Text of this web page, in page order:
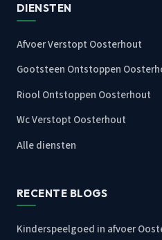
DIENSTEN
Afvoer Verstopt Oosterhout
Gootsteen Ontstoppen
Riool Ontstoppen Oosterhout
Wc Verstopt Oosterhout
Alle diensten
RECENTE BLOGS
Kinderspeelgoed in afvoer